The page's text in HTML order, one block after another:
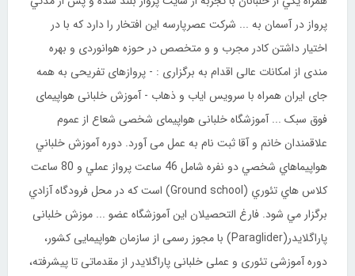
پرواز در آسمان به ... شرکت عصرپارسه این افتخار را دارد که با در
اختیار داشتن کادر مجرب و و متخصص در حوزه هوانوردی و بهره
مندی از امکانات عالی اقدام به برگزاری : - پروازهای تفریحی به همه
جای ایران همراه با سرویس ایاب و ذهاب - آموزش خلبانی هواپیمای
فوق سبک ... آموزشگاه خلبانی هواپیمای شخصی شعاع از عموم
علاقمندان خانم و آقا ثبت نام به عمل می آورد. دوره آموزش خلباني
هواپيماهاي شخصي دو نفره شامل 46 ساعت پرواز عملي و 80 ساعت
كلاس هاي تئوري (Ground school) است كه در محل فرودگاه آزادي
برگزار مي شود. فارغ التحصيلان اين آموزشگاه عضو ... موزش خلبانی
پاراگلایدر(Paraglider) با مجوز رسمی از سازمان هواپیمایی کشور،
دوره آموزشی تئوری و عملی خلبانی پاراگلایدر از مقدماتی تا پيشرفته،